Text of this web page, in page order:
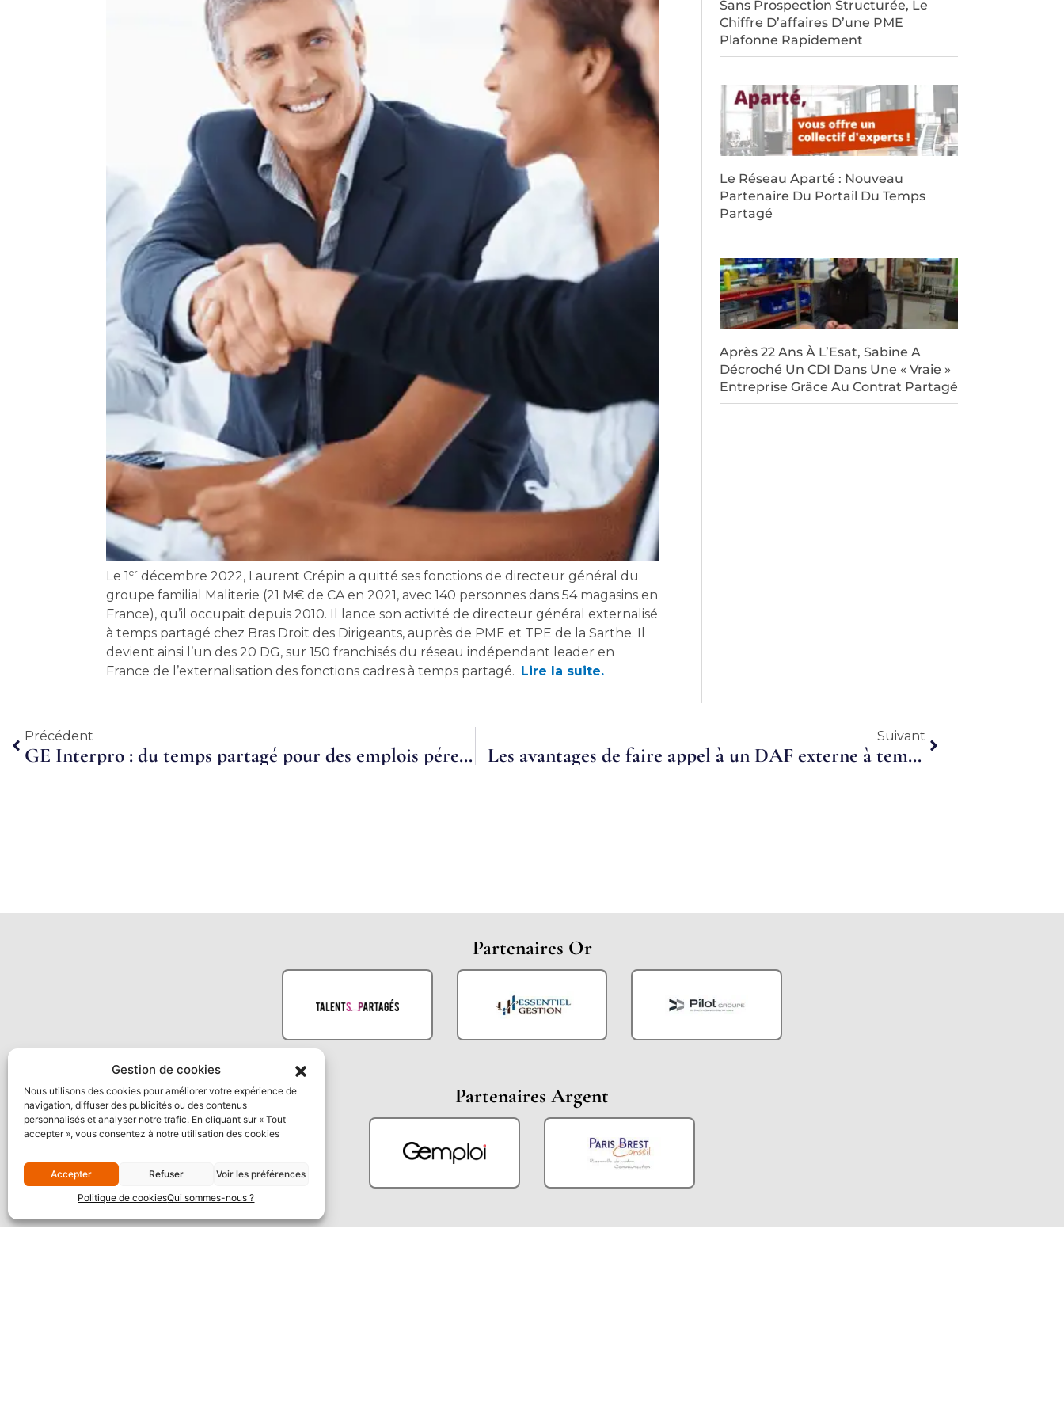
Gestion de cookies
Nous utilisons des cookies pour améliorer votre expérience de
navigation, diffuser des publicités ou des contenus
personnalisés et analyser notre trafic. En cliquant sur « Tout
accepter », vous consentez à notre utilisation des cookies
Accepter Refuser
Voir les préférences
Politique de cookiesQui sommes-nous ?
Le 1er décembre 2022, Laurent Crépin a quitté ses fonctions de directeur général du
groupe familial Maliterie (21 M€ de CA en 2021, avec 140 personnes dans 54 magasins en
France), qu’il occupait depuis 2010. Il lance son activité de directeur général externalisé
à temps partagé chez Bras Droit des Dirigeants, auprès de PME et TPE de la Sarthe. Il
devient ainsi l’un des 20 DG, sur 150 franchisés du réseau indépendant leader en
France de l’externalisation des fonctions cadres à temps partagé. Lire la suite.
Sans Prospection Structurée, Le
Chiffre D’affaires D’une PME
Plafonne Rapidement
Le Réseau Aparté : Nouveau
Partenaire Du Portail Du Temps
Partagé
Après 22 Ans À L’Esat, Sabine A
Décroché Un CDI Dans Une « Vraie »
Entreprise Grâce Au Contrat Partagé
Précédent
Précédent
GE Interpro : du temps partagé pour des emplois pérennes
Suivant
Les avantages de faire appel à un DAF externe à temps partage augmenté
Partenaires Or
Partenaires Argent